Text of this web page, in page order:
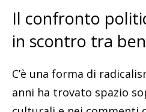
Il confronto
in scontro tra
C’è una forma di
anni ha trovato spazio